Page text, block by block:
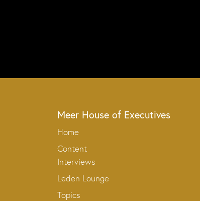
Meer House of Executives
Home
Content
Interviews
Leden Lounge
Topics